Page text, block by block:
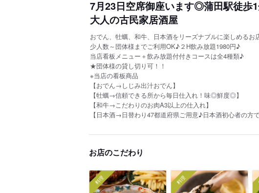
7月23日空席御座います◎蒲田駅徒歩
大人の古民家居酒屋
おでん、牡蠣、和牛、日本酒をリーズナブルに楽しめるお
少人数～団体様までご利用OK♪２H飲み放題1980円♪
当店看板メニュー＋飲み放題付付きコースは全4種類♪
★団体様の貸し切り可！！
※当店の看板商品
【おでん→しじみ出汁おでん】
【牡蠣→信頼できる所から毎日仕入れ！味◎鮮度◎】
【和牛→こだわりのお肉A3以上の仕入れ】
【日本酒→日替わり47都道府県ご用意♪日本酒初心者の方
お店のこだわり
料理 料理